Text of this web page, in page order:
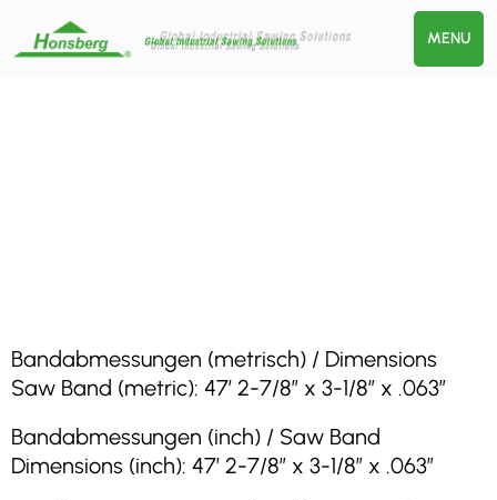
MENU
Bandabmessungen (metrisch) / Dimensions
Saw Band (metric): 47′ 2-7/8″ x 3-1/8″ x .063″
Bandabmessungen (inch) / Saw Band
Dimensions (inch): 47′ 2-7/8″ x 3-1/8″ x .063″